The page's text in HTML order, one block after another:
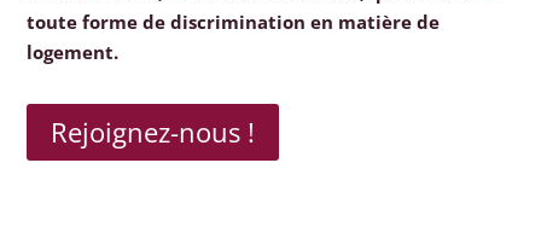
toute forme de discrimination en matière de
logement.
Rejoignez-nous !